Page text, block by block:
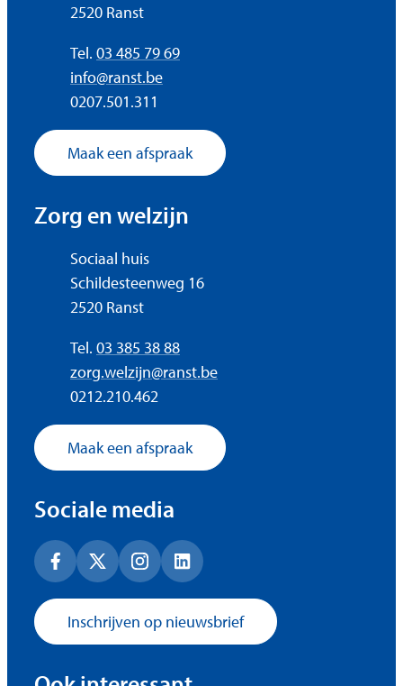
,2520 Ranst
03 485 79 69
E-mailinfo@ranst.be
Ondernemingsnummer
0207.501.311
Maak een afspraak
Zorg en welzijn
AdresSociaal huis
Schildesteenweg 16
,2520 Ranst
03 385 38 88
E-mailzorg.welzijn@ranst.be
Ondernemingsnummer
0212.210.462
Maak een afspraak
Sociale media
FacebookX (Twitter)InstagramLinkedIn
Inschrijven op nieuwsbrief